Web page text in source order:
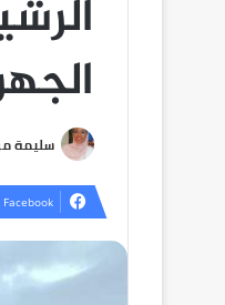
سليمة
Facebook